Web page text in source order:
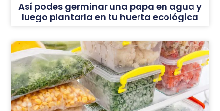
Así podes germinar una papa en agua y
luego plantarla en tu huerta ecológica